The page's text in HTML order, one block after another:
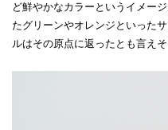
ど鮮やかなカラーというイメー
たグリーンやオレンジといった
ルはその原点に返ったとも言え